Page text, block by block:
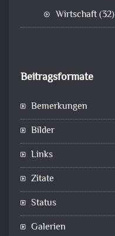
Wirtschaft(32)
Beitragsformate
Bemerkungen
Bilder
Links
Zitate
Status
Galerien